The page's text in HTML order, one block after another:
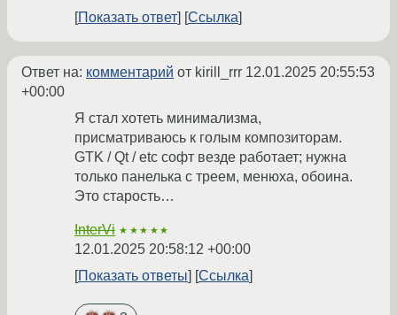
Показать ответ
Ссылка
Ответ на: комментарий от kirill_rrr 12.01.2025 20:55:53
+00:00
Я стал хотеть минимализма,
присматриваюсь к голым композиторам.
GTK / Qt / etc софт везде работает; нужна
только панелька с треем, менюха, обоина.
Это старость…
InterVi ★★★★★
12.01.2025 20:58:12 +00:00
Показать ответы
Ссылка